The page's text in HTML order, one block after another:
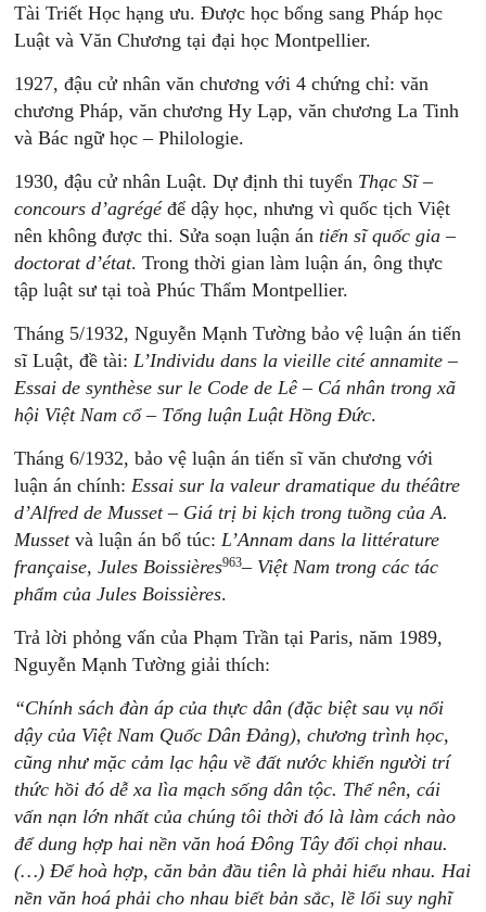
Tài Triết Học hạng ưu. Được học bổng sang Pháp học
Luật và Văn Chương tại đại học Montpellier.
1927, đậu cử nhân văn chương với 4 chứng chỉ: văn
chương Pháp, văn chương Hy Lạp, văn chương La Tinh
và Bác ngữ học – Philologie.
1930, đậu cử nhân Luật. Dự định thi tuyển Thạc Sĩ –
concours d’agrégéđể dậy học, nhưng vì quốc tịch Việt
nên không được thi. Sửa soạn luận ántiến sĩ quốc gia –
doctorat d’état. Trong thời gian làm luận án, ông thực
tập luật sư tại toà Phúc Thẩm Montpellier.
Tháng 5/1932, Nguyễn Mạnh Tường bảo vệ luận án tiến
sĩ Luật, đề tài: L’Individu dans la vieille cité annamite –
Essai de synthèse sur le Code de Lê – Cá nhân trong xã
hội Việt Nam cổ – Tổng luận Luật Hồng Đức.
Tháng 6/1932, bảo vệ luận án tiến sĩ văn chương với
luận án chính: Essai sur la valeur dramatique du théâtre
d’Alfred de Musset – Giá trị bi kịch trong tuồng của A.
Mussetvà luận án bổ túc: L’Annam dans la littérature
française, Jules Boissières963– Việt Nam trong các tác
phẩm của Jules Boissières.
Trả lời phỏng vấn của Phạm Trần tại Paris, năm 1989,
Nguyễn Mạnh Tường giải thích:
“Chính sách đàn áp của thực dân (đặc biệt sau vụ nổi
dậy của Việt Nam Quốc Dân Đảng), chương trình học,
cũng như mặc cảm lạc hậu về đất nước khiến người trí
thức hồi đó dễ xa lìa mạch sống dân tộc. Thế nên, cái
vấn nạn lớn nhất của chúng tôi thời đó là làm cách nào
để dung hợp hai nền văn hoá Đông Tây đối chọi nhau.
(…) Để hoà hợp, căn bản đầu tiên là phải hiểu nhau. Hai
nền văn hoá phải cho nhau biết bản sắc, lề lối suy nghĩ